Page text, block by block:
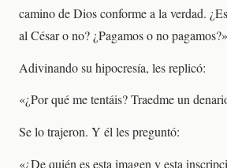
camino de Dios conforme a la verdad.
al César o no? ¿Pagamos o no
Adivinando su hipocresía, les replicó:
«¿Por qué me tentáis? Traedme un
Se lo trajeron. Y él les preguntó:
«¿De quién es esta imagen y esta